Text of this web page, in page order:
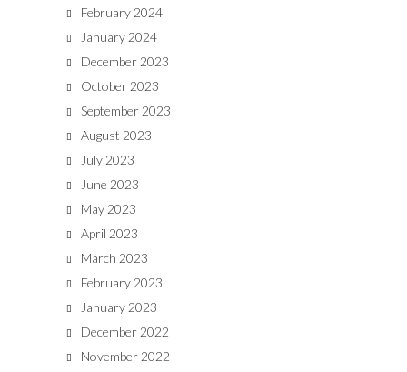
February 2024
January 2024
December 2023
October 2023
September 2023
August 2023
July 2023
June 2023
May 2023
April 2023
March 2023
February 2023
January 2023
December 2022
November 2022